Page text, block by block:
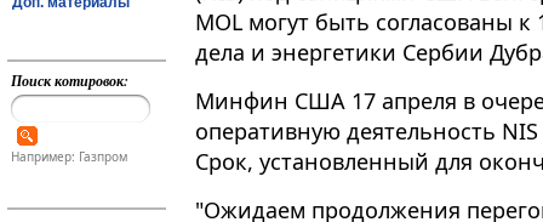
Поиск котировок:
Например: Газпром
MOL могут быть согласованы
дела и энергетики Сербии
Минфин США 17 апреля в
оперативную деятельность
Срок, установленный для
"Ожидаем продолжения